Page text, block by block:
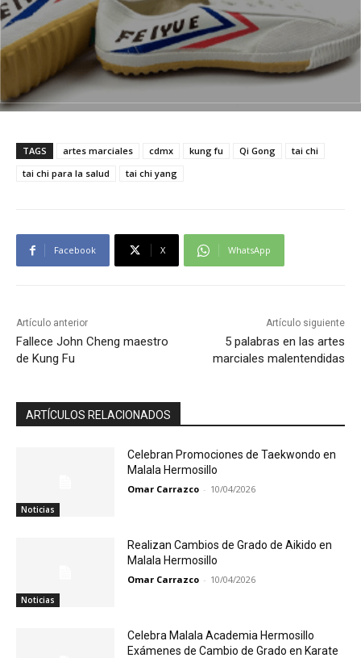
TAGS artes marciales cdmx kung fu Qi Gong
tai chi
tai chi para la salud
tai chi yang
Facebook X WhatsApp
Artículo anterior
Fallece John Cheng maestro
de Kung Fu
Artículo siguiente
5 palabras en las artes
marciales malentendidas
ARTÍCULOS RELACIONADOS
Noticias
Celebran Promociones de Taekwondo en
Malala Hermosillo
Omar Carrazco - 10/04/2026
Noticias
Realizan Cambios de Grado de Aikido en
Malala Hermosillo
Omar Carrazco - 10/04/2026
Celebra Malala Academia Hermosillo
Exámenes de Cambio de Grado en Karate